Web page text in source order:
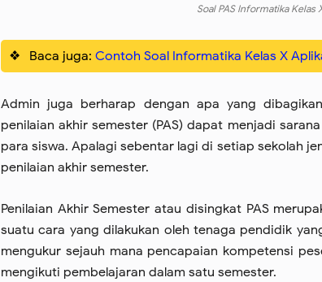
Soal PAS Informatika Kelas
Baca juga: Contoh Soal Informatika Kelas X
Admin juga berharap dengan apa yang
penilaian akhir semester (PAS) dapat menjadi
para siswa. Apalagi sebentar lagi di setiap sekolah
penilaian akhir semester.
Penilaian Akhir Semester atau disingkat PAS
suatu cara yang dilakukan oleh tenaga pendidik
mengukur sejauh mana pencapaian kompetensi
mengikuti pembelajaran dalam satu semester.